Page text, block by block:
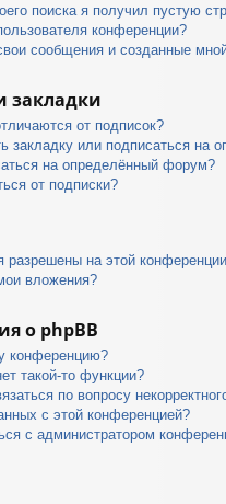
поиска я получил пустую
конференции?
сообщения и созданные
закладки
от подписок?
закладку или подписаться на
на определённый форум?
от подписки?
разрешены на этой
вложения?
о phpBB
конференцию?
такой-то функции?
по вопросу
с этой конференцией?
с администратором